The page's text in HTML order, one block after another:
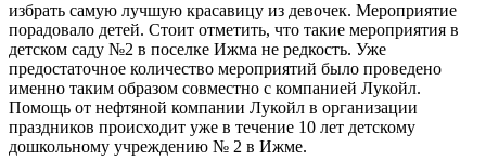
избрать самую лучшую красавицу из девочек. Мероприятие
порадовало детей. Стоит отметить, что такие мероприятия в
детском саду №2 в поселке Ижма не редкость. Уже
предостаточное количество мероприятий было проведено
именно таким образом совместно с компанией Лукойл.
Помощь от нефтяной компании Лукойл в организации
праздников происходит уже в течение 10 лет детскому
дошкольному учреждению № 2 в Ижме.